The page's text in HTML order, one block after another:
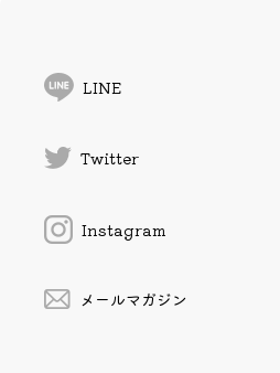
LINE
Twitter
Instagram
メールマガジン